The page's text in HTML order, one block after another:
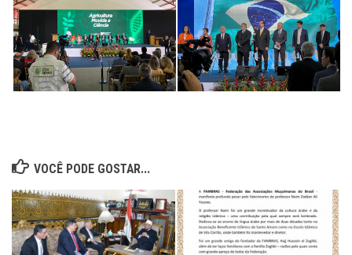
VOCÊ PODE GOSTAR...